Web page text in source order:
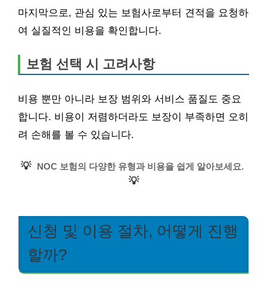
마지막으로, 관심 있는 보험사로부터 견적을 요청하
여 실질적인 비용을 확인합니다.
보험 선택 시 고려사항
비용 뿐만 아니라 보장 범위와 서비스 품질도 중요
합니다. 비용이 저렴하더라도 보장이 부족하면 오히
려 손해를 볼 수 있습니다.
💡 NOC 보험의 다양한 유형과 비용을 쉽게 알아보세요.
💡
신청 및 이용 절차, 어떻게 진행
할까?